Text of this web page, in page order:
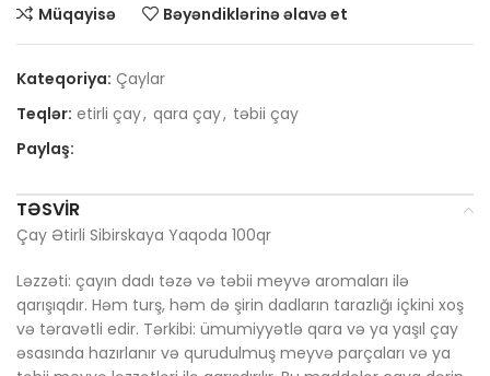
Müqayisə
Bəyəndiklərinə əlavə et
Kateqoriya: Çaylar
Teqlər: etirli çay, qara çay, təbii çay
Paylaş:
TƏSVIR
Çay Ətirli Sibirskaya Yaqoda 100qr
Ləzzəti: çayın dadı təzə və təbii meyvə aromaları ilə
qarışıqdır. Həm turş, həm də şirin dadların tarazlığı içkini xoş
və təravətli edir. Tərkibi: ümumiyyətlə qara və ya yaşıl çay
əsasında hazırlanır və qurudulmuş meyvə parçaları və ya